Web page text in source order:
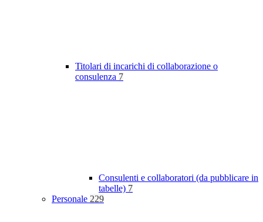
Titolari di incarichi di collaborazione o
consulenza 7
Consulenti e collaboratori (da pubblicare in
tabelle) 7
Personale 229